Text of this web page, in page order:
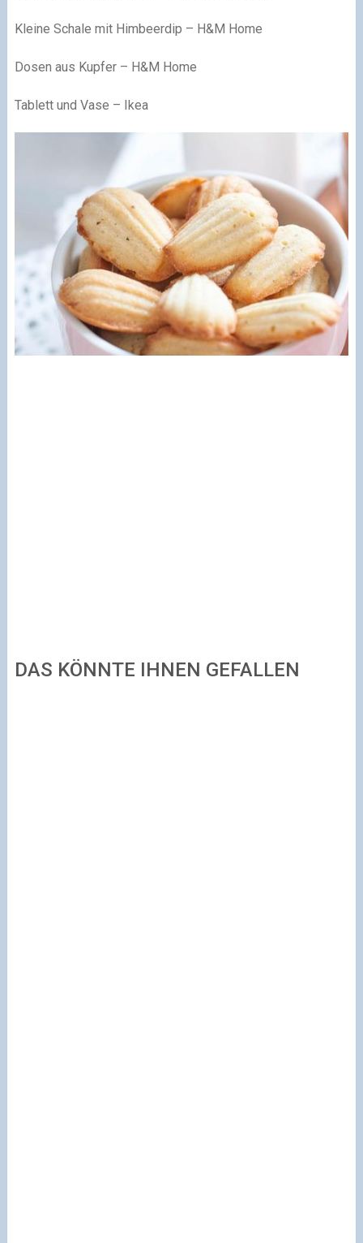
Kleine Schale mit Himbeerdip – H&M Home
Dosen aus Kupfer – H&M Home
Tablett und Vase – Ikea
DAS KÖNNTE IHNEN GEFALLEN